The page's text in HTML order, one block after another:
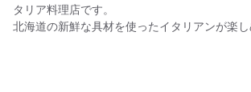
タリア料理店です。
北海道の新鮮な具材を使ったイタリアンが楽し